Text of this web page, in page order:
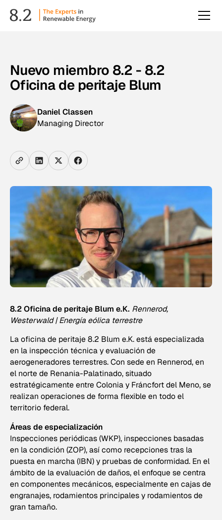
Nuevo miembro 8.2 - 8.2
Oficina de peritaje Blum
Daniel Classen
Managing Director
8.2 Oficina de peritaje Blum e.K. Rennerod,
Westerwald | Energía eólica terrestre
La oficina de peritaje 8.2 Blum e.K. está especializada
en la inspección técnica y evaluación de
aerogeneradores terrestres. Con sede en Rennerod, en
el norte de Renania-Palatinado, situado
estratégicamente entre Colonia y Fráncfort del Meno, se
realizan operaciones de forma flexible en todo el
territorio federal.
Áreas de especialización
Inspecciones periódicas (WKP), inspecciones basadas
en la condición (ZOP), así como recepciones tras la
puesta en marcha (IBN) y pruebas de conformidad. En el
ámbito de la evaluación de daños, el enfoque se centra
en componentes mecánicos, especialmente en cajas de
engranajes, rodamientos principales y rodamientos de
gran tamaño.